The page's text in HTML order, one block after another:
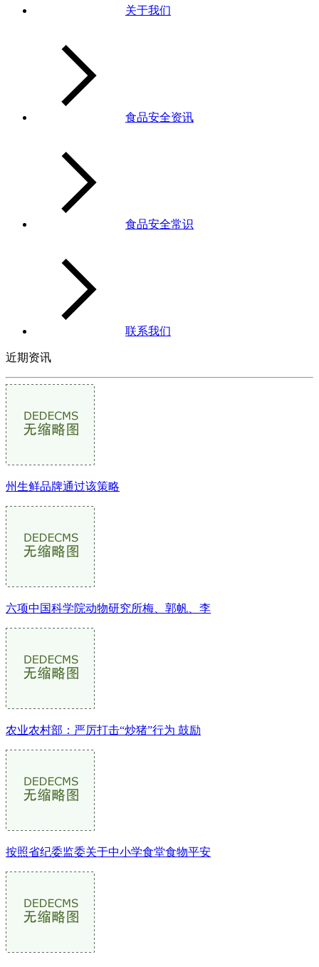
关于我们
食品安全资讯
食品安全常识
联系我们
近期资讯
州生鲜品牌通过该策略
六项中国科学院动物研究所梅、郭帆、李
农业农村部：严厉打击“炒猪”行为 鼓励
按照省纪委监委关于中小学食堂食物平安